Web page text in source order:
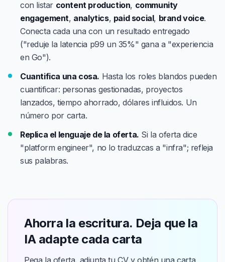
con listar content production, community
engagement, analytics, paid social, brand voice.
Conecta cada una con un resultado entregado
("reduje la latencia p99 un 35%" gana a "experiencia
en Go").
Cuantifica una cosa. Hasta los roles blandos pueden
cuantificar: personas gestionadas, proyectos
lanzados, tiempo ahorrado, dólares influidos. Un
número por carta.
Replica el lenguaje de la oferta. Si la oferta dice
"platform engineer", no lo traduzcas a "infra"; refleja
sus palabras.
Ahorra la escritura. Deja que la
IA adapte cada carta
Pega la oferta, adjunta tu CV y obtén una carta